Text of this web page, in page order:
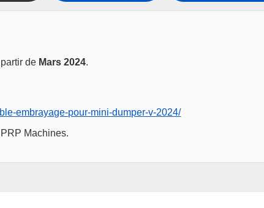
de Mars 2024.
embrayage-pour-mini-dumper-v-2024/
Machines.